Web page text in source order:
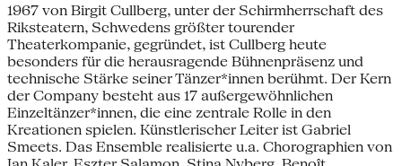
1967 von Birgit Cullberg, unter der Schirmherrschaft des
Riksteatern, Schwedens größter tourender
Theaterkompanie, gegründet, ist Cullberg heute
besonders für die herausragende Bühnenpräsenz und
technische Stärke seiner Tänzer*innen berühmt. Der Kern
der Company besteht aus 17 außergewöhnlichen
Einzeltänzer*innen, die eine zentrale Rolle in den
Kreationen spielen. Künstlerischer Leiter ist Gabriel
Smeets. Das Ensemble realisierte u.a. Chorographien von